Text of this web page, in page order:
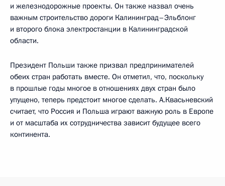
и железнодорожные проекты. Он также назвал очень
важным строительство дороги Калининград–Эльблонг
и второго блока электростанции в Калининградской
области.
Президент Польши также призвал предпринимателей
обеих стран работать вместе. Он отметил, что, поскольку
в прошлые годы многое в отношениях двух стран было
упущено, теперь предстоит многое сделать. А.Квасьневский
считает, что Россия и Польша играют важную роль в Европе
и от масштаба их сотрудничества зависит будущее всего
континента.